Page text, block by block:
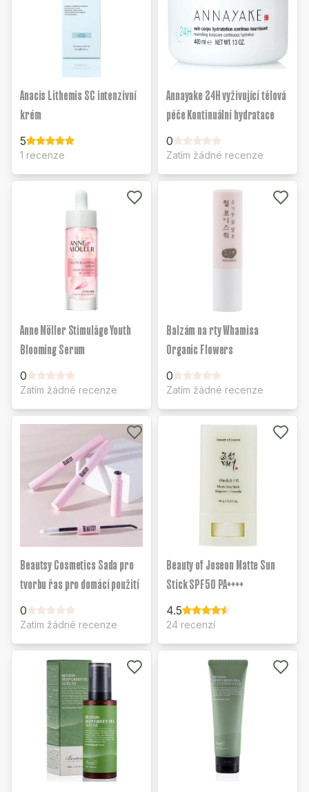
Anacis Lithemis SC intenzivní
krém
5
1 recenze
Annayake 24H vyživující tělová
péče Kontinuální hydratace
0
Zatím žádné recenze
Anne Möller Stimulâge Youth
Blooming Serum
0
Zatím žádné recenze
Balzám na rty Whamisa
Organic Flowers
0
Zatím žádné recenze
Beautsy Cosmetics Sada pro
tvorbu řas pro domácí použití
0
Zatím žádné recenze
Beauty of Joseon Matte Sun
Stick SPF50 PA++++
4.5
24 recenzí